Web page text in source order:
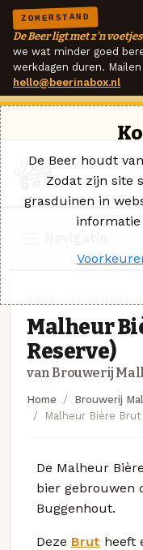
ZOMERSTAND
De Beer ligt met z'n
we wat minder goed
werkdagen duren.
hello@beerinabox.nl
Malheur
Reserve)
van Brouwerij
Home
Brouwerij
Malheur Bière
De Malheur
bier gebrouwen
Buggenhout.
Deze Brut heeft
De Beer houdt
Zodat zijn site
grasduinen in
informatie